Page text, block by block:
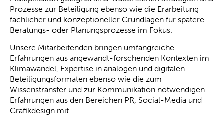
Prozesse zur Beteiligung ebenso wie die Erarbeitung
fachlicher und konzeptioneller Grundlagen für spätere
Beratungs- oder Planungsprozesse im Fokus.
Unsere Mitarbeitenden bringen umfangreiche
Erfahrungen aus angewandt-forschenden Kontexten im
Klimawandel, Expertise in analogen und digitalen
Beteiligungsformaten ebenso wie die zum
Wissenstransfer und zur Kommunikation notwendigen
Erfahrungen aus den Bereichen PR, Social-Media und
Grafikdesign mit.